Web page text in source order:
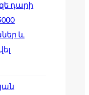
դարի
և